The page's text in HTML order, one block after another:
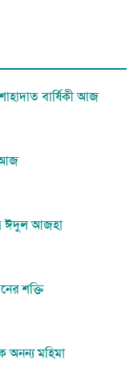
বার্ষিকী আজ
আজ
ঈদুল আজহা
শক্তি
মহিমা